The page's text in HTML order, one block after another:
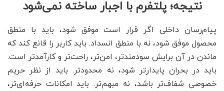
نتیجه؛ پلتفرم با اجبار ساخته نمی‌شود
پیام‌رسان داخلی اگر قرار است موفق شود، باید با منطق
محصول موفق شود، نه با منطق انسداد. باید کاربر را قانع کند که
ماندن در آن برایش سودمندتر، امن‌تر، راحت‌تر و کارآمدتر است.
باید در بحران پایدارتر شود، نه محدودتر. باید از نظر حریم
خصوصی شفاف‌تر باشد، نه مبهم‌تر. باید امکانات حرفه‌ای‌تر،